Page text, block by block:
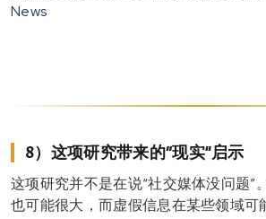
News
8）这项研究带来的“现实”启示
这项研究并不是在说“社交媒体没问题”
也可能很大，而虚假信息在某些领域可